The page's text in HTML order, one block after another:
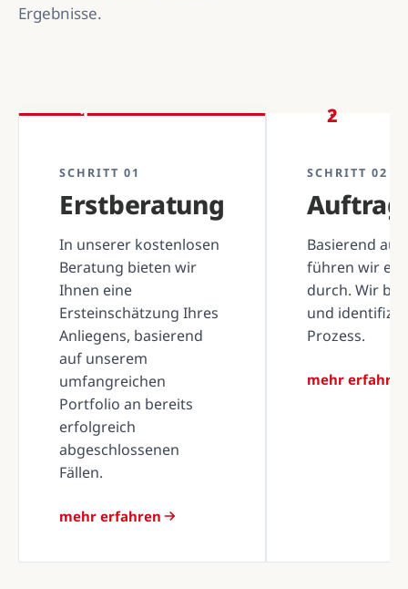
Ergebnisse.
1
SCHRITT 01
Erstberatung
In unserer kostenlosen
Beratung bieten wir
Ihnen eine
Ersteinschätzung Ihres
Anliegens, basierend
auf unserem
umfangreichen
Portfolio an bereits
erfolgreich
abgeschlossenen
Fällen.
mehr erfahren
2
SCHRITT 02
Basierend
führen wir
durch. Wir
und
Prozess.
mehr erfahren